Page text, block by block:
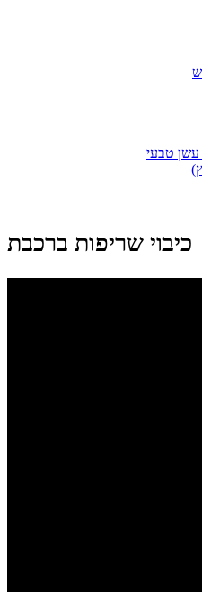
עשן טבעי
כיבוי שריפות ברכבת